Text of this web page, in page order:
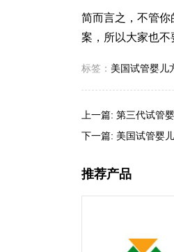
简而言之，不管
案，所以大家也
标签： 美国试管婴儿
上一篇: 第三代试管
下一篇: 美国试管婴
推荐产品